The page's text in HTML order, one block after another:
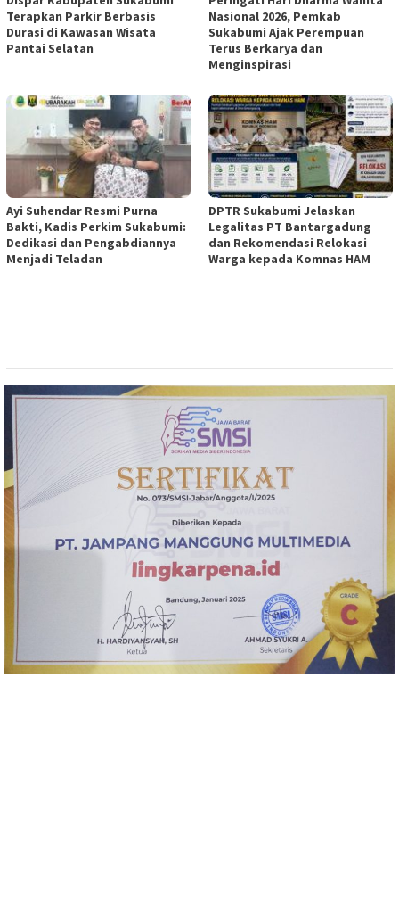
Terapkan Parkir Berbasis
Durasi di Kawasan Wisata
Pantai Selatan
Nasional 2026, Pemkab
Sukabumi Ajak Perempuan
Terus Berkarya dan
Menginspirasi
Ayi Suhendar Resmi Purna
Bakti, Kadis Perkim Sukabumi:
Dedikasi dan Pengabdiannya
Menjadi Teladan
DPTR Sukabumi Jelaskan
Legalitas PT Bantargadung
dan Rekomendasi Relokasi
Warga kepada Komnas HAM